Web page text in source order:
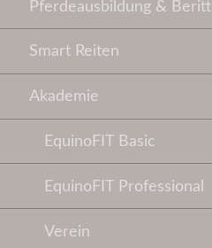
Pferdeausbildung & Beritt
Smart Reiten
Akademie
EquinoFIT Basic
EquinoFIT Professional
Verein